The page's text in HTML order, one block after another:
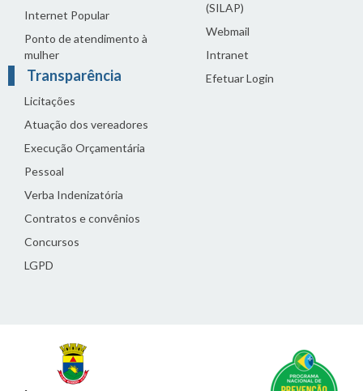
Internet Popular
Ponto de atendimento à
mulher
Transparência
Licitações
Atuação dos vereadores
Execução Orçamentária
Pessoal
Verba Indenizatória
Contratos e convênios
Concursos
LGPD
(SILAP)
Webmail
Intranet
Efetuar Login